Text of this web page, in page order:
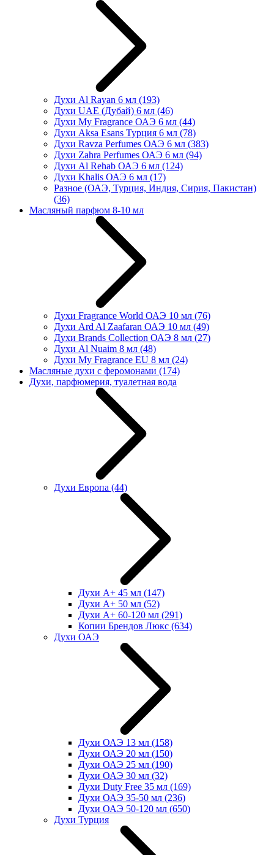
Духи Al Rayan 6 мл (193)
Духи UAE (Дубай) 6 мл (46)
Духи My Fragrance ОАЭ 6 мл (44)
Духи Aksa Esans Турция 6 мл (78)
Духи Ravza Perfumes ОАЭ 6 мл (383)
Духи Zahra Perfumes ОАЭ 6 мл (94)
Духи Al Rehab ОАЭ 6 мл (124)
Духи Khalis ОАЭ 6 мл (17)
Разное (ОАЭ, Турция, Индия, Сирия, Пакистан)
(36)
Масляный парфюм 8-10 мл
Духи Fragrance World ОАЭ 10 мл (76)
Духи Ard Al Zaafaran ОАЭ 10 мл (49)
Духи Brands Collection ОАЭ 8 мл (27)
Духи Al Nuaim 8 мл (48)
Духи My Fragrance EU 8 мл (24)
Масляные духи с феромонами (174)
Духи, парфюмерия, туалетная вода
Духи Европа (44)
Духи А+ 45 мл (147)
Духи А+ 50 мл (52)
Духи А+ 60-120 мл (291)
Копии Брендов Люкс (634)
Духи ОАЭ
Духи ОАЭ 13 мл (158)
Духи ОАЭ 20 мл (150)
Духи ОАЭ 25 мл (190)
Духи ОАЭ 30 мл (32)
Духи Duty Free 35 мл (169)
Духи ОАЭ 35-50 мл (236)
Духи ОАЭ 50-120 мл (650)
Духи Турция